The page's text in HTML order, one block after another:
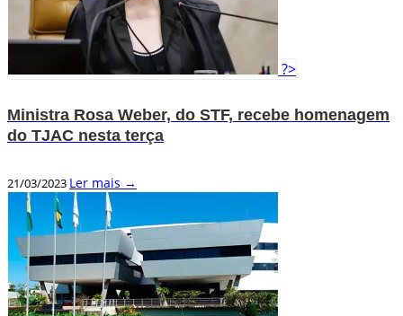
?>
Ministra Rosa Weber, do STF, recebe homenagem
do TJAC nesta terça
21/03/2023 Ler mais →